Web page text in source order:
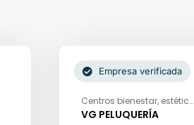
Centros bienestar, estética
y salud
VG PELUQUERÍA
Empresa verificada